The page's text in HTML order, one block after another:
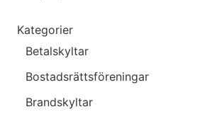
Kategorier
Betalskyltar
Bostadsrättsföreningar
Brandskyltar